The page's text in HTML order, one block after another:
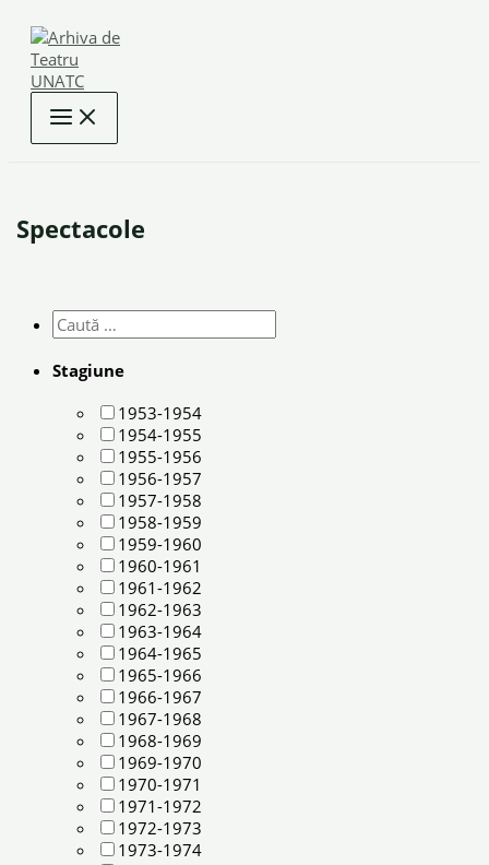
content
Spectacole
Stagiune
1953-1954
1954-1955
1955-1956
1956-1957
1957-1958
1958-1959
1959-1960
1960-1961
1961-1962
1962-1963
1963-1964
1964-1965
1965-1966
1966-1967
1967-1968
1968-1969
1969-1970
1970-1971
1971-1972
1972-1973
1973-1974